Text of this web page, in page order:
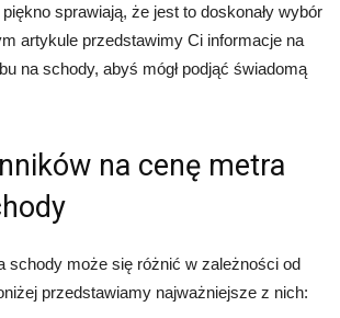
sprawiają, że jest to doskonały wybór
artykule przedstawimy Ci informacje na
na schody, abyś mógł podjąć świadomą
na cenę metra
schody może się różnić w zależności od
przedstawiamy najważniejsze z nich: